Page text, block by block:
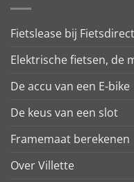
Fietslease bij Fietsdirect
Elektrische fietsen, de
De accu van een E-bike
De keus van een slot
Framemaat berekenen
Over Villette